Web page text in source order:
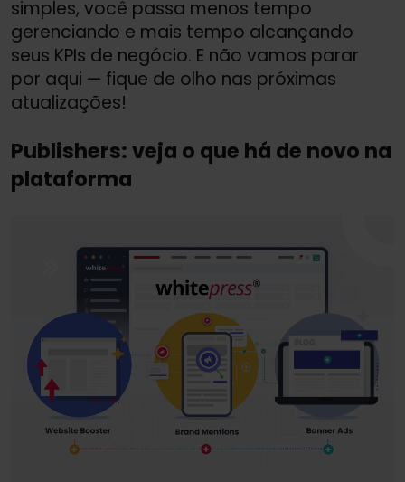
simples, você passa menos tempo
gerenciando e mais tempo alcançando
seus KPIs de negócio. E não vamos parar
por aqui — fique de olho nas próximas
atualizações!
Publishers: veja o que há de novo na
plataforma